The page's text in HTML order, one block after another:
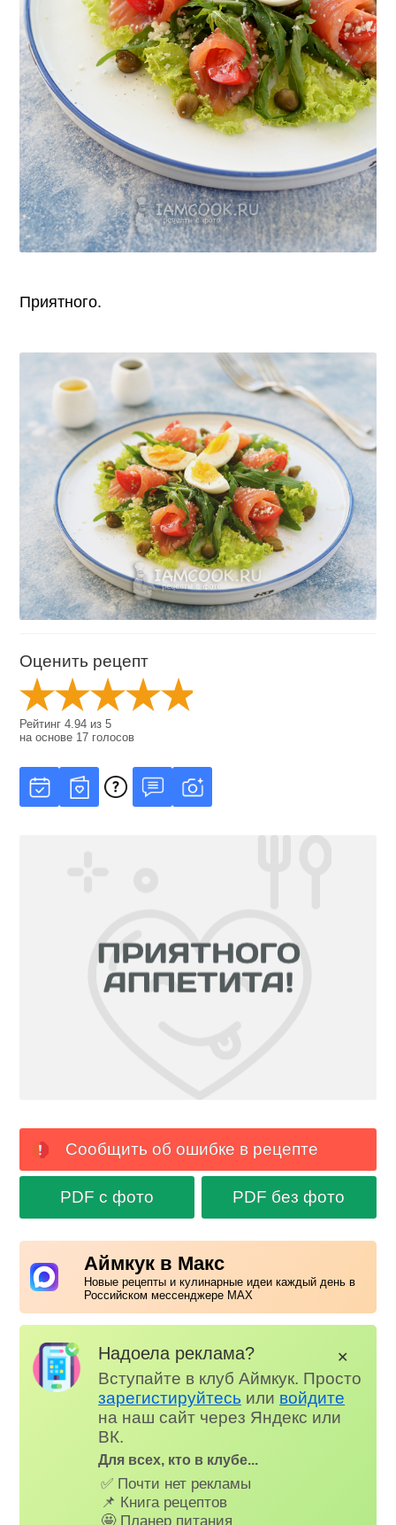
Приятного.
Оценить рецепт
Рейтинг4.94 из5
на основе 17 голосов
Сообщить об ошибке в рецепте
PDF с фото PDF без фото
Аймкук в Макс
Новые рецепты и кулинарные идеи каждый день в
Российском мессенджере MAX
Надоела реклама?
Вступайте в клуб Аймкук. Просто
зарегистируйтесь или войдите
на наш сайт через Яндекс или
ВК.
Для всех, кто в клубе...
✅ Почти нет рекламы
📌 Книга рецептов
🤩 Планер питания
✕